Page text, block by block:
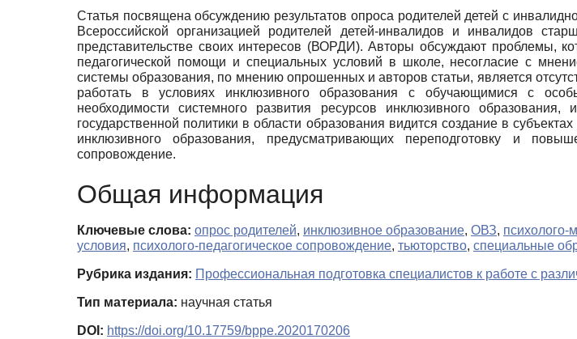
Статья посвящена обсуждению результатов опроса родителей детей с
Всероссийской организацией родителей детей-инвалидов и инвалидов
представительстве своих интересов (ВОРДИ). Авторы обсуждают проблемы,
педагогической помощи и специальных условий в школе, несогласие с
системы образования, по мнению опрошенных и авторов статьи, является
работать в условиях инклюзивного образования с обучающимися с
необходимости системного развития ресурсов инклюзивного
государственной политики в области образования видится создание в
инклюзивного образования, предусматривающих переподготовку и
сопровождение.
Общая информация
Ключевые слова: опрос родителей, инклюзивное образование, ОВЗ, психолого-
условия, психолого-педагогическое сопровождение, тьюторство, специальные
Рубрика издания: Профессиональная подготовка специалистов к работе с
Тип материала: научная статья
DOI: https://doi.org/10.17759/bppe.2020170206